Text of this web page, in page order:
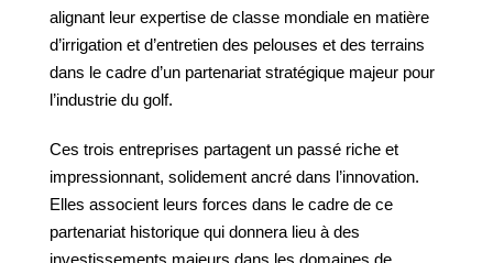
alignant leur expertise de classe mondiale en matière
d’irrigation et d’entretien des pelouses et des terrains
dans le cadre d’un partenariat stratégique majeur pour
l’industrie du golf.
Ces trois entreprises partagent un passé riche et
impressionnant, solidement ancré dans l’innovation.
Elles associent leurs forces dans le cadre de ce
partenariat historique qui donnera lieu à des
investissements majeurs dans les domaines de